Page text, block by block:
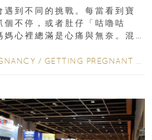
到不同的挑戰。每當看到寶
不停，或者肚仔「咕嚕咕
心裡總滿是心痛與無奈。混
/ GETTING PREGNANT